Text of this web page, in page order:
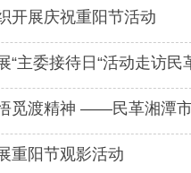
开展庆祝重阳节活动
“主委接待日“活动走访民
觅渡精神 ——民革湘潭
重阳节观影活动